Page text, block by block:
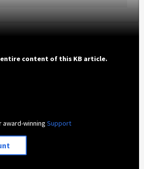
content of this KB article.
award-winningSupport